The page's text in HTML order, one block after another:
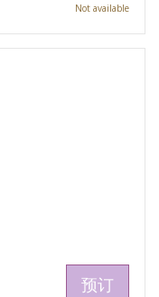
Not available
预订